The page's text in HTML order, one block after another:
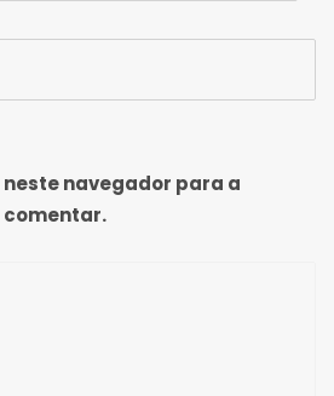
navegador para a
comentar.